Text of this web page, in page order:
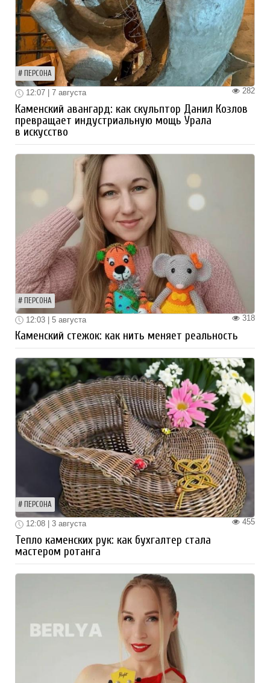
ПЕРСОНА
282
12:07 | 7 августа
Каменский авангард: как скульптор Данил Козлов
превращает индустриальную мощь Урала
в искусство
ПЕРСОНА
318
12:03 | 5 августа
Каменский стежок: как нить меняет реальность
ПЕРСОНА
455
12:08 | 3 августа
Тепло каменских рук: как бухгалтер стала
мастером ротанга